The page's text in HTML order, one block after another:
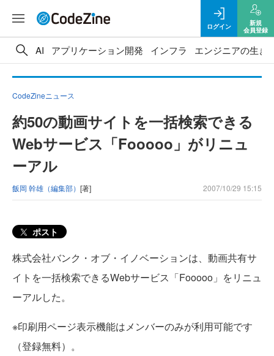
ログイン
新規
会員登録
AI アプリケーション開発 インフラ エンジニアの生き
CodeZineニュース
約50の動画サイトを一括検索できる
Webサービス「Fooooo」がリニュ
ーアル
飯岡 幹雄（編集部） [著] 2007/10/29 15:15
ポスト
株式会社バンク・オブ・イノベーションは、動画共有サ
イトを一括検索できるWebサービス「Fooooo」をリニュ
ーアルした。
※印刷用ページ表示機能はメンバーのみが利用可能です
（登録無料）。